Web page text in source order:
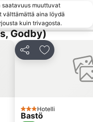
saatavuus muuttuvat
välttämättä aina löydä
kuin trivagosta.
Godby)
Jaa Lisää
3 Tähtiluokitus
Hotelli
Bastö